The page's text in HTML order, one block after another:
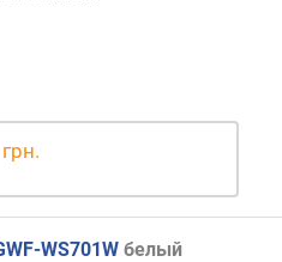
грн.
WS701W белый